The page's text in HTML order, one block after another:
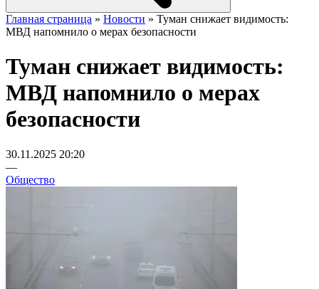
Главная страница » Новости » Туман снижает видимость:
МВД напомнило о мерах безопасности
Туман снижает видимость:
МВД напомнило о мерах
безопасности
30.11.2025 20:20
—
Общество